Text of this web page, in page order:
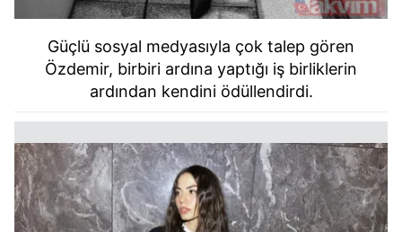
Güçlü sosyal medyasıyla çok talep gören
Özdemir, birbiri ardına yaptığı iş birliklerin
ardından kendini ödüllendirdi.